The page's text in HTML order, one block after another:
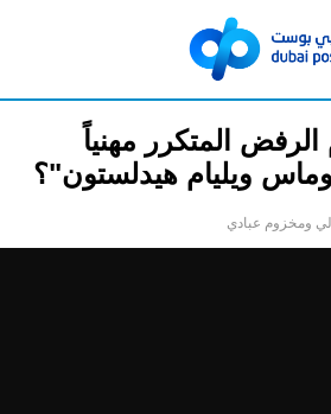
المتكرر مهنياً
ويليام هيدلستون"؟
ومخزوم عبادي